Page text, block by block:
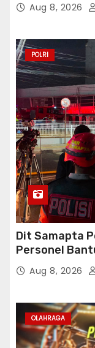
Aug 8, 2026
POLRI
Dit Samapta
Personel
Bapenda
Aug 8, 2026
OLAHRAGA